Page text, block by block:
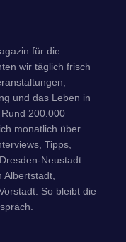
für die
wir täglich frisch
und das Leben in
200.000
monatlich über
Tipps,
Neustadt
So bleibt die